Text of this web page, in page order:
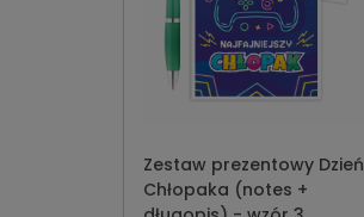
Zestaw prezentowy Dzień
Chłopaka (notes +